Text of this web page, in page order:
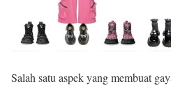
Salah satu aspek yang membuat